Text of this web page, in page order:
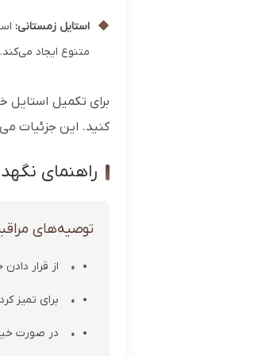
◆ استایل زمستانی:
متنوع ایجاد می‌کند.
برای تکمیل استایل
کنید. این جزئیات
راهنمای
توصیه‌های
از قرار
برای تمیز
در صورت